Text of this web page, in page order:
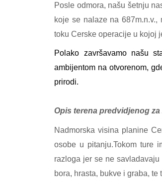
Posle odmora, našu šetnju
koje se nalaze na
toku Cerske operacije u kojoj
Polako završavamo našu
ambijentom na otvorenom,
prirodi.
Opis terena predvidjenog
Nadmorska visina planine
osobe u pitanju.Tokom ture
razloga jer se ne
bora, hrasta, bukve i graba,